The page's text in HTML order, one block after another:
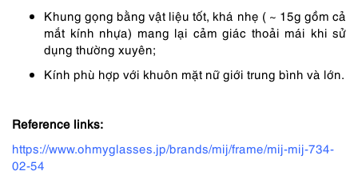
Khung gọng bằng vật liệu tốt, khá nhẹ ( ~ 15g gồm cả
mắt kính nhựa) mang lại cảm giác thoải mái khi sử
dụng thường xuyên;
Kính phù hợp với khuôn mặt nữ giới trung bình và lớn.
Reference links:
https://www.ohmyglasses.jp/brands/mij/frame/mij-mij-734-
02-54